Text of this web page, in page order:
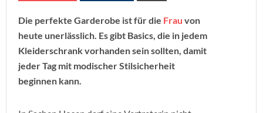
Die perfekte Garderobe ist für die Frau von
heute unerlässlich. Es gibt Basics, die in jedem
Kleiderschrank vorhanden sein sollten, damit
jeder Tag mit modischer Stilsicherheit
beginnen kann.